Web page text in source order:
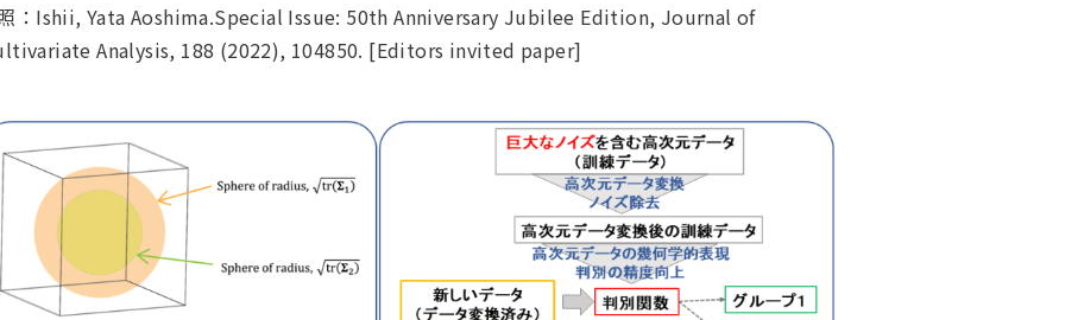
：Ishii, Yata Aoshima.Special Issue: 50th Anniversary Jubilee Edition, Journal of
Analysis, 188 (2022), 104850. [Editors invited paper]